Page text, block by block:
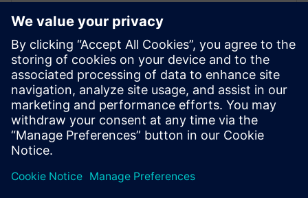
Підтримка від MAG
Пакет підтримки клієнтів для питань, усунення
несправностей та навчання з швидкою та
глибокою підтримкою питань або усунення
несправностей від MAG Service